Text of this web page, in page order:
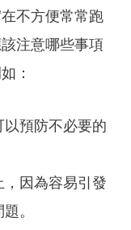
不方便常常跑
注意哪些事項
：
預防不必要的
因為容易引發
。